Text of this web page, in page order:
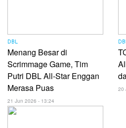
DBL
Menang Besar di
Scrimmage Game, Tim
Putri DBL All-Star Enggan
Merasa Puas
21 Jun 2026 - 13:24
20